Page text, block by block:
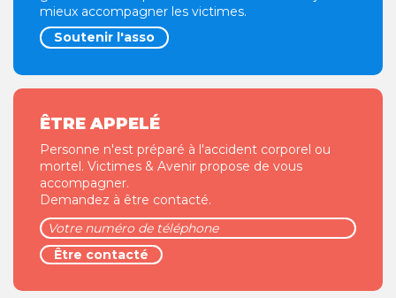
mieux accompagner les victimes.
Soutenir l'asso
ÊTRE APPELÉ
Personne n'est préparé à l'accident corporel ou
mortel. Victimes & Avenir propose de vous
accompagner.
Demandez à être contacté.